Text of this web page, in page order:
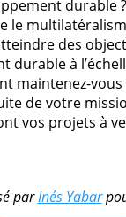
durable
le
des
durable à
maintenez-
de votre
vos projets à
parInés Yabar